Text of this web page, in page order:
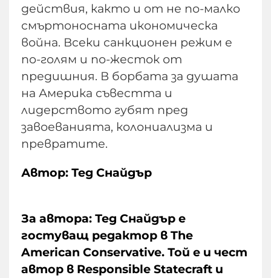
действия, както и от не по-малко
смъртоносната икономическа
война. Всеки санкционен режим е
по-голям и по-жесток от
предишния. В борбата за душата
на Америка съвестта и
лидерството губят пред
завоеванията, колониализма и
превратите.
Автор: Тед Снайдър
За автора: Тед Снайдър е
гостуващ редактор в The
American Conservative. Той е и чест
автор в Responsible Statecraft и